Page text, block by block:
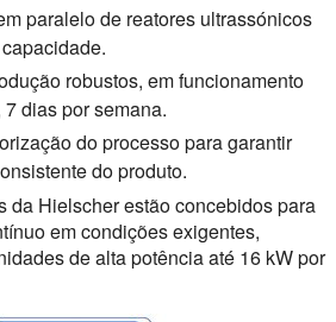
paralelo de reatores ultrassónicos
robustos, em funcionamento
dias por semana.
do processo para garantir
do produto.
da Hielscher estão concebidos para
em condições exigentes,
de alta potência até 16 kW por